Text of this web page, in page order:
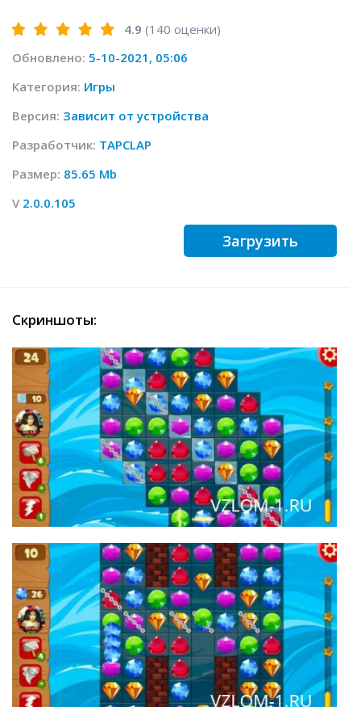
4.9 (140 оценки)
Обновлено: 5-10-2021, 05:06
Категория: Игры
Версия: Зависит от устройства
Разработчик: TAPCLAP
Размер: 85.65 Mb
V 2.0.0.105
Загрузить
Скриншоты: